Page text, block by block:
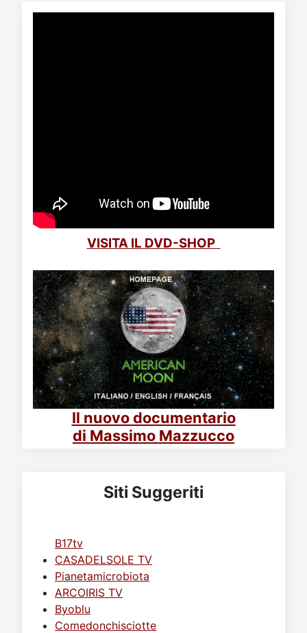
VISITA IL DVD-SHOP
Il nuovo documentario
di Massimo Mazzucco
Siti Suggeriti
B17tv
CASADELSOLE TV
Pianetamicrobiota
ARCOIRIS TV
Byoblu
Comedonchisciotte